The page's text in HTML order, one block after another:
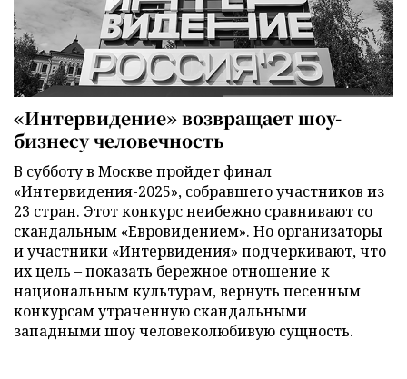
«Интервидение» возвращает шоу-
бизнесу человечность
В субботу в Москве пройдет финал
«Интервидения-2025», собравшего участников из
23 стран. Этот конкурс неибежно сравнивают со
скандальным «Евровидением». Но организаторы
и участники «Интервидения» подчеркивают, что
их цель – показать бережное отношение к
национальным культурам, вернуть песенным
конкурсам утраченную скандальными
западными шоу человеколюбивую сущность.